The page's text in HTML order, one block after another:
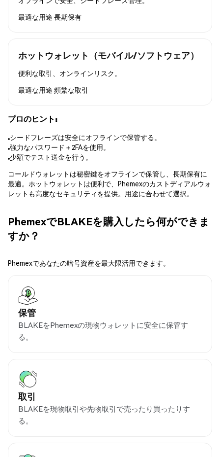
最適な用途 長期保有
ホットウォレット（モバイル/ソフトウェア）
便利な取引、オンラインリスク。
最適な用途 頻繁な取引
プロのヒント:
シードフレーズは安全にオフラインで保管する。
強力なパスワード＋2FAを使用。
少額でテスト送金を行う。
コールドウォレットは秘密鍵をオフラインで保管し、長期保有に
最適。ホットウォレットは便利で、Phemexのカストディアルウォ
レットも高度なセキュリティを提供。用途に合わせて選択。
PhemexでBLAKEを購入したら何ができま
すか？
Phemexであなたの暗号資産を最大限活用できます。
保管
BLAKEをPhemexの現物ウォレットに安全に保管す
る。
取引
BLAKEを現物取引や先物取引で売ったり買ったりす
る。